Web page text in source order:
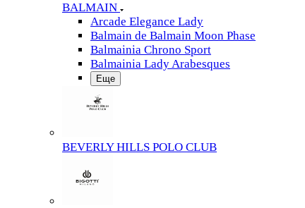
BALMAIN
Arcade Elegance Lady
Balmain de Balmain Moon Phase
Balmainia Chrono Sport
Balmainia Lady Arabesques
Еще
BEVERLY HILLS POLO CLUB